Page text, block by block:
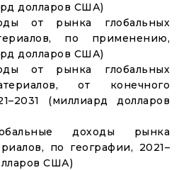
долларов США)
от рынка глобальных
по применению,
долларов США)
от рынка глобальных
от конечного
(миллиард долларов
доходы рынка
по географии, 2021–
США)